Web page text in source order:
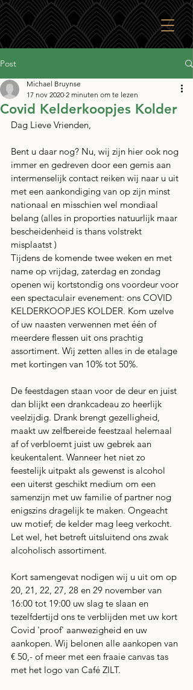
Post
Covid Kelderkoopjes Kolder
Michael Bruynse
17 nov 2020 2 minuten om te lezen
Dag Lieve Vrienden,
Bent u daar nog? Nu, wij zijn hier ook nog
immer en gedreven door een gemis aan
intermenselijk contact reiken wij naar u uit
met een aankondiging van op zijn minst
nationaal en misschien wel mondiaal
belang (alles in proporties natuurlijk maar
bescheidenheid is thans volstrekt
misplaatst )
Tijdens de komende twee weken en met
name op vrijdag, zaterdag en zondag
openen wij kortstondig ons voordeur voor
een spectaculair evenement: ons COVID
KELDERKOOPJES KOLDER. Kom uzelve
of uw naasten verwennen met één of
meerdere flessen uit ons prachtig
assortiment. Wij zetten alles in de etalage
met kortingen van 10% tot 50%.
De feestdagen staan voor de deur en juist
dan blijkt een drankcadeau zo heerlijk
veelzijdig. Drank brengt gezelligheid,
maakt uw zelfbereide feestzaal helemaal
af of verbloemt juist uw gebrek aan
keukentalent. Wanneer het niet zo
feestelijk uitpakt als gewenst is alcohol
een uiterst geschikt medium om een
samenzijn met uw familie of partner nog
enigszins dragelijk te maken. Ongeacht
uw motief; de kelder mag leeg verkocht.
Let wel, het betreft uitsluitend ons zwak
alcoholisch assortiment.
Kort samengevat nodigen wij u uit om op
20, 21, 22, 27, 28 en 29 november van
16:00 tot 19:00 uw slag te slaan en
tezelfdertijd ons te verblijden met uw kort
Covid 'proof' aanwezigheid en uw
aankopen. Wij belonen alle aankopen van
€ 50,- of meer met een fraaie canvas tas
met het logo van Café ZILT.